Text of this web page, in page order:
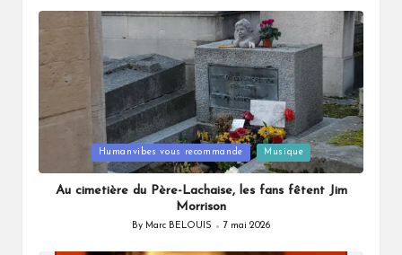
in
Humanvibes vous recommande Musique
Au cimetière du Père-Lachaise, les fans fêtent Jim
Morrison
Posted
By Marc BELOUIS 7 mai 2026